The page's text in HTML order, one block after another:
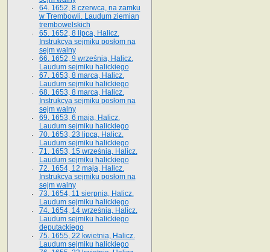
64. 1652, 8 czerwca, na zamku
w Trembowli. Laudum ziemian
trembowelskich
65. 1652, 8 lipca, Halicz.
Instrukcya sejmiku posłom na
sejm walny
66. 1652, 9 września, Halicz.
Laudum sejmiku halickiego
67. 1653, 8 marca, Halicz.
Laudum sejmiku halickiego
68. 1653, 8 marca, Halicz.
Instrukcya sejmiku posłom na
sejm walny
69. 1653, 6 maja, Halicz.
Laudum sejmiku halickiego
70. 1653, 23 lipca, Halicz.
Laudum sejmiku halickiego
71. 1653, 15 września, Halicz.
Laudum sejmiku halickiego
72. 1654, 12 maja, Halicz.
Instrukcya sejmiku posłom na
sejm walny
73. 1654, 11 sierpnia, Halicz.
Laudum sejmiku halickiego
74. 1654, 14 września, Halicz.
Laudum sejmiku halickiego
deputackiego
75. 1655, 22 kwietnia, Halicz.
Laudum sejmiku halickiego